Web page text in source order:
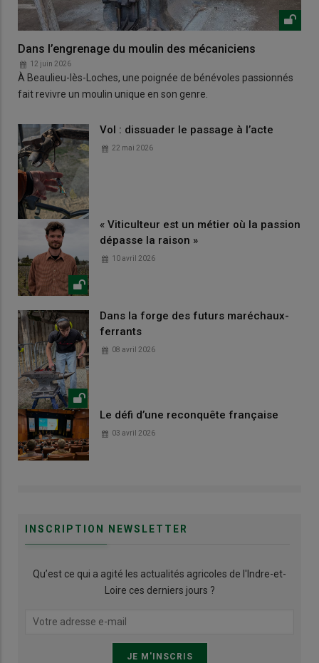
Dans l’engrenage du moulin des mécaniciens
12 juin 2026
À Beaulieu-lès-Loches, une poignée de bénévoles passionnés
fait revivre un moulin unique en son genre.
Vol : dissuader le passage à l’acte
22 mai 2026
« Viticulteur est un métier où la passion
dépasse la raison »
10 avril 2026
Dans la forge des futurs maréchaux-
ferrants
08 avril 2026
Le défi d’une reconquête française
03 avril 2026
INSCRIPTION NEWSLETTER
Qu’est ce qui a agité les actualités agricoles de l'Indre-et-
Loire ces derniers jours ?